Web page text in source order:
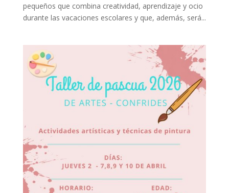
pequeños que combina creatividad, aprendizaje y ocio
durante las vacaciones escolares y que, además, será...